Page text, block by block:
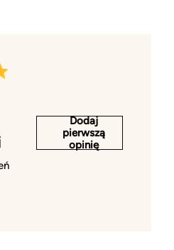
Dodaj
pierwszą
opinię